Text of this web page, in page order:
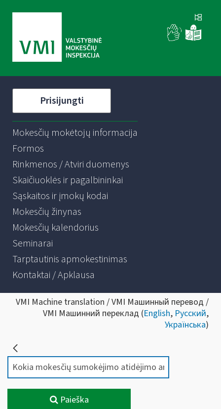
Prisijungti
Mokesčių mokėtojų informacija
Formos
Rinkmenos / Atviri duomenys
Skaičiuoklės ir pagalbininkai
Sąskaitos ir įmokų kodai
Mokesčių žinynas
Mokesčių kalendorius
Seminarai
Tarptautinis apmokestinimas
Kontaktai / Apklausa
VMI Machine translation / VMI Машинный перевод /
VMI Машинний переклад (English, Русский,
Українська)
Paieška